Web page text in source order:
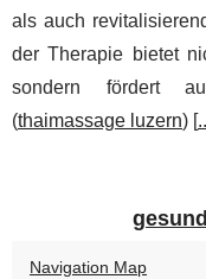
als auch
der Therapie bietet
sondern fördert
(thaimassage luzern) [
Navigation Map